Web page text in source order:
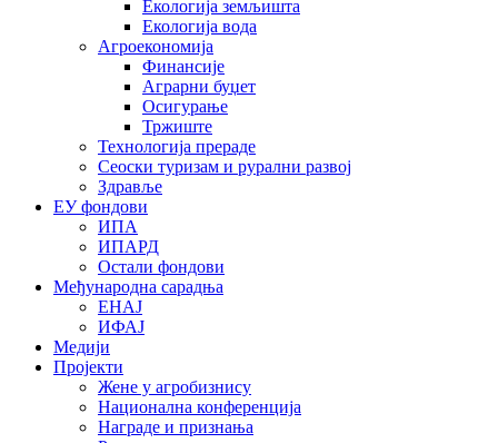
Екологија земљишта
Екологија вода
Агроекономија
Финансије
Аграрни буџет
Осигурање
Тржиште
Технологија прераде
Сеоски туризам и рурални развој
Здравље
ЕУ фондови
ИПА
ИПАРД
Остали фондови
Међународна сарадња
ЕНАЈ
ИФАЈ
Медији
Пројекти
Жене у агробизнису
Национална конференција
Награде и признања